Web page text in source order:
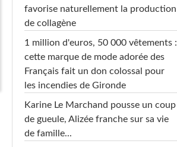
favorise naturellement la production
de collagène
1 million d'euros, 50 000 vêtements :
cette marque de mode adorée des
Français fait un don colossal pour
les incendies de Gironde
Karine Le Marchand pousse un coup
de gueule, Alizée franche sur sa vie
de famille...